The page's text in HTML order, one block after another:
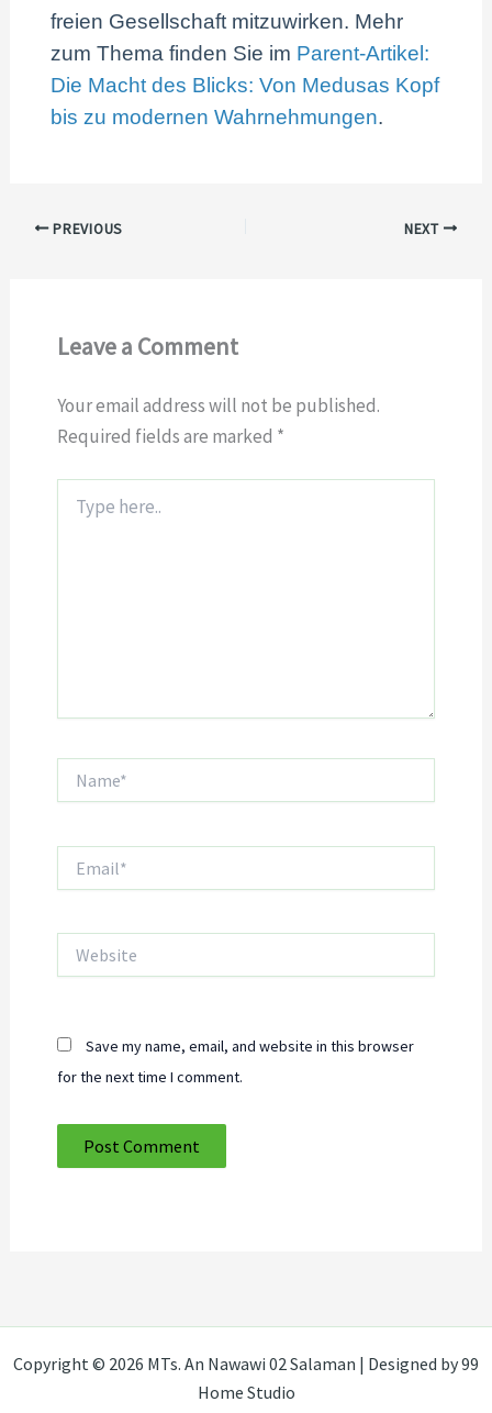
freien Gesellschaft mitzuwirken. Mehr
zum Thema finden Sie im Parent-Artikel:
Die Macht des Blicks: Von Medusas Kopf
bis zu modernen Wahrnehmungen.
PREVIOUS NEXT
Leave a Comment
Your email address will not be published.
Required fields are marked *
here..
Save my name, email, and website in this browser
for the next time I comment.
Copyright © 2026 MTs. An Nawawi 02 Salaman | Designed by 99
Home Studio